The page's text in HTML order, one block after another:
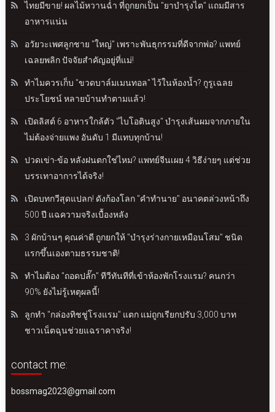
ไทยมีขาย! ผลไม้หวานฉ่ำ ที่ถูกยกเป็น "ยาบำรุงไต" แถมมีสาร
อาหารแน่น
อวัยวะเพศลูกชาย "ใหญ่" เพราะพันธุกรรมที่ดีจากพ่อ? แพทย์
เฉลยพลิก ปัจจัยสำคัญอยู่ที่แม่!
ทำไมควรเก็บ "ขวดบาล์มเมนทอล" ไว้ในห้องน้ำ? กูรูเฉลย
ประโยชน์ หลายบ้านทำตามแล้ว!
เปิดลิสต์ 6 อาหารใกล้ตัว "ไบโอตินสูง" บำรุงเส้นผมจากภายใน
ไม่ต้องจ่ายแพง อันดับ 1 มีแทบทุกบ้าน!
ปวดเข่า-ข้อ หลังฝนตกใช่ไหม? แพทย์จีนเผย 4 วิธีง่ายๆ แต่ช่วย
บรรเทาอาการได้จริง!
เปิดบทกวีสุดแปลก! ดังก้องโลก "คำทำนาย" อนาคตล่วงหน้าถึง
500 ปี แฉความจริงเบื้องหลัง
3 ผักบ้านๆ คุณค่าดี ถูกยกให้ "บำรุงร่างกายเหมือนโสม" ชนิด
แรกขึ้นเองตามธรรมชาติ!
ทำไมต้อง "ถอดปลั๊ก" ทีวีทันทีที่เข้าห้องพักโรงแรม? คนกว่า
90% ยังไม่รู้เหตุผลนี้!
ลูกทำ "กล่องทิชชู่โรงแรม" แตก แม่ถูกเรียกปรับ 3,000 บาท
ชาวเน็ตฉุนช่วยแฉราคาจริง!
contact me:
bossmag2023@gmail.com